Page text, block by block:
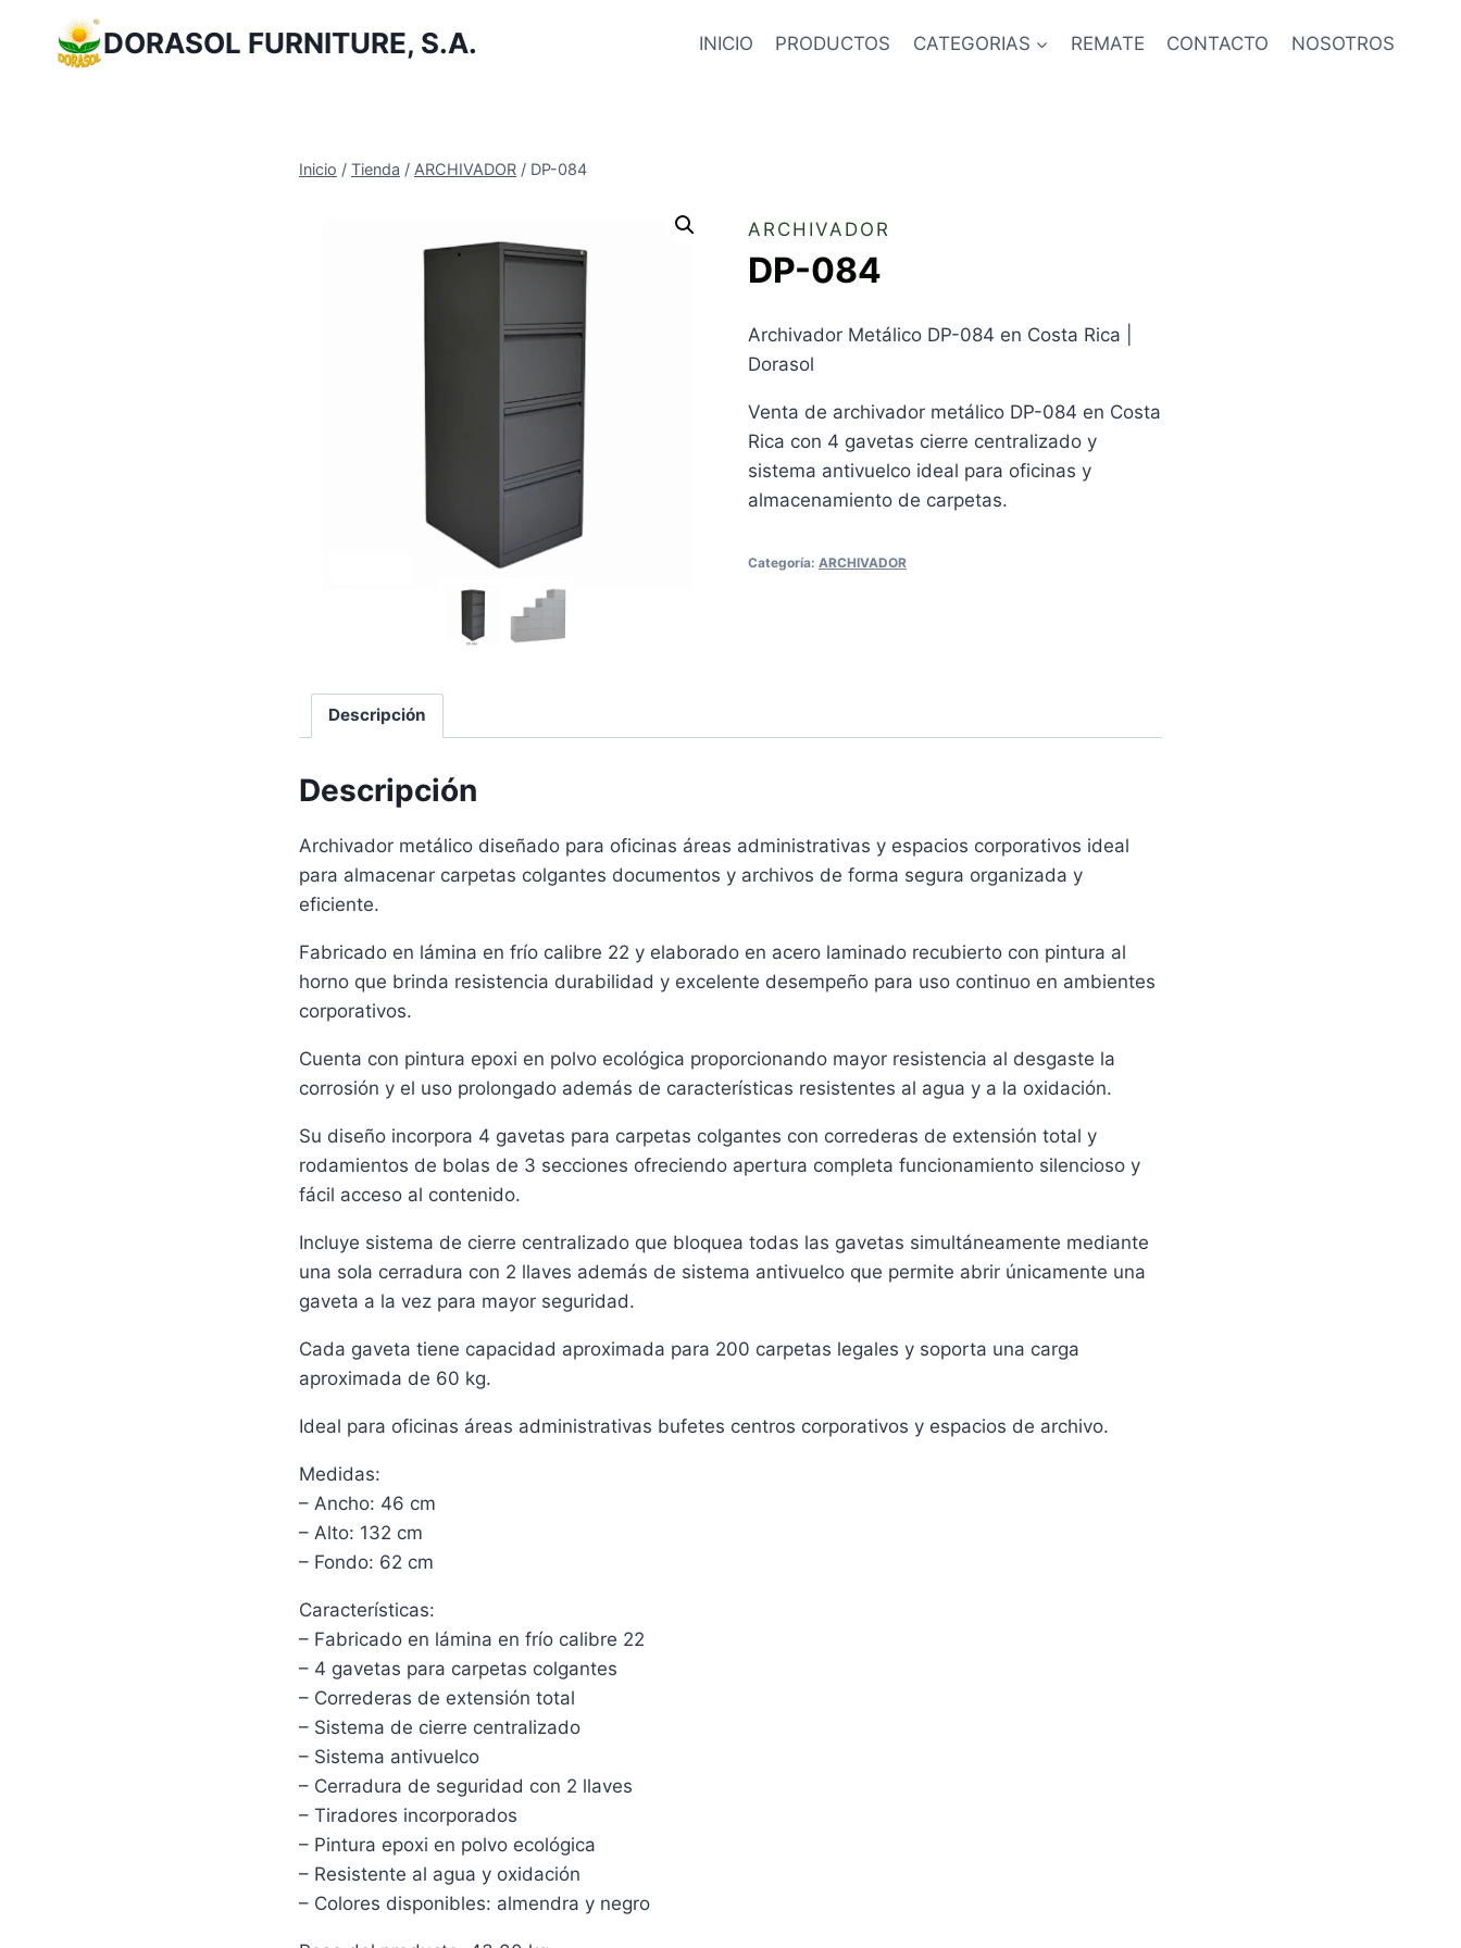
Contenido
DORASOL FURNITURE, S.A. INICIO PRODUCTOS CATEGORIAS REMATE CONTACTO NOSOTROS
Inicio / Tienda / ARCHIVADOR / DP-084
ARCHIVADOR
DP-084
Archivador Metálico DP-084 en Costa Rica |
Dorasol
Venta de archivador metálico DP-084 en Costa
Rica con 4 gavetas cierre centralizado y
sistema antivuelco ideal para oficinas y
almacenamiento de carpetas.
Categoría: ARCHIVADOR
Descripción
Descripción
Archivador metálico diseñado para oficinas áreas administrativas y espacios corporativos ideal
para almacenar carpetas colgantes documentos y archivos de forma segura organizada y
eficiente.
Fabricado en lámina en frío calibre 22 y elaborado en acero laminado recubierto con pintura al
horno que brinda resistencia durabilidad y excelente desempeño para uso continuo en ambientes
corporativos.
Cuenta con pintura epoxi en polvo ecológica proporcionando mayor resistencia al desgaste la
corrosión y el uso prolongado además de características resistentes al agua y a la oxidación.
Su diseño incorpora 4 gavetas para carpetas colgantes con correderas de extensión total y
rodamientos de bolas de 3 secciones ofreciendo apertura completa funcionamiento silencioso y
fácil acceso al contenido.
Incluye sistema de cierre centralizado que bloquea todas las gavetas simultáneamente mediante
una sola cerradura con 2 llaves además de sistema antivuelco que permite abrir únicamente una
gaveta a la vez para mayor seguridad.
Cada gaveta tiene capacidad aproximada para 200 carpetas legales y soporta una carga
aproximada de 60 kg.
Ideal para oficinas áreas administrativas bufetes centros corporativos y espacios de archivo.
Medidas:
– Ancho: 46 cm
– Alto: 132 cm
– Fondo: 62 cm
Características:
– Fabricado en lámina en frío calibre 22
– 4 gavetas para carpetas colgantes
– Correderas de extensión total
– Sistema de cierre centralizado
– Sistema antivuelco
– Cerradura de seguridad con 2 llaves
– Tiradores incorporados
– Pintura epoxi en polvo ecológica
– Resistente al agua y oxidación
– Colores disponibles: almendra y negro